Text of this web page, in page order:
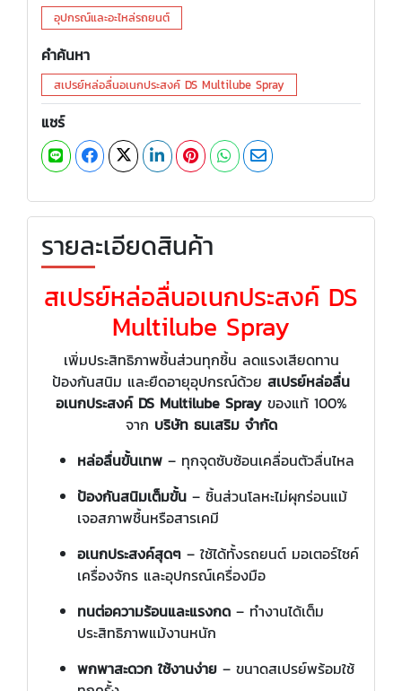
อุปกรณ์และอะไหล่รถยนต์
คำค้นหา
สเปรย์หล่อลื่นอเนกประสงค์ DS Multilube Spray
แชร์
รายละเอียดสินค้า
สเปรย์หล่อลื่นอเนกประสงค์ DS
Multilube Spray
เพิ่มประสิทธิภาพชิ้นส่วนทุกชิ้น ลดแรงเสียดทาน
ป้องกันสนิม และยืดอายุอุปกรณ์ด้วย สเปรย์หล่อลื่น
อเนกประสงค์ DS Multilube Sprayของแท้ 100%
จาก บริษัท ธนเสริม จำกัด
หล่อลื่นขั้นเทพ – ทุกจุดซับซ้อนเคลื่อนตัวลื่นไหล
ป้องกันสนิมเต็มขั้น – ชิ้นส่วนโลหะไม่ผุกร่อนแม้
เจอสภาพชื้นหรือสารเคมี
อเนกประสงค์สุดๆ – ใช้ได้ทั้งรถยนต์ มอเตอร์ไซค์
เครื่องจักร และอุปกรณ์เครื่องมือ
ทนต่อความร้อนและแรงกด – ทำงานได้เต็ม
ประสิทธิภาพแม้งานหนัก
พกพาสะดวก ใช้งานง่าย – ขนาดสเปรย์พร้อมใช้